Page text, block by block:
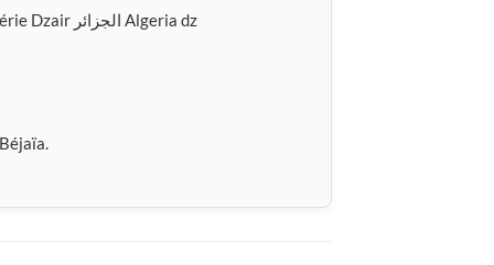
#SAVON #SAVON_KARITÉ #SAVONKARITÉ #Algérie Dzair الجزائر Algeria dz